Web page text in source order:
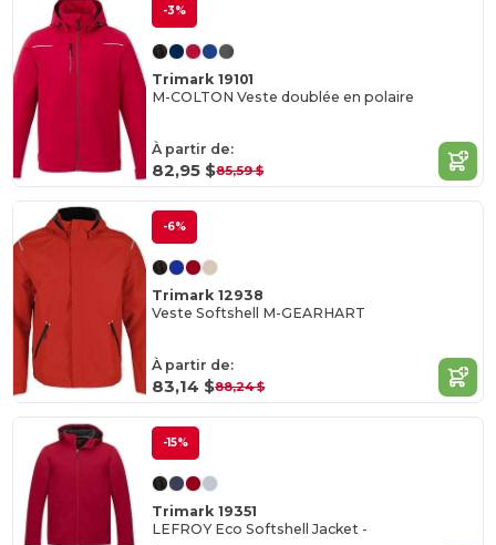
-3%
Trimark 19101
M-COLTON Veste doublée en polaire
À partir de:
82,95 $85,59 $
-6%
Trimark 12938
Veste Softshell M-GEARHART
À partir de:
83,14 $88,24 $
-15%
Trimark 19351
LEFROY Eco Softshell Jacket -